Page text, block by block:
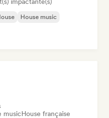
House music
musicHouse française